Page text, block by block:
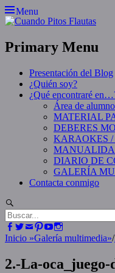
Skip
to
Menu
Primary Menu
Presentación del Blog
¿Quién soy?
¿Qué encontraré
Área de
MATERIAL
DEBERES
KARAOKES
DIARIO DE
GALERÍA
Contacta conmigo
Search
for:Facebook
Twitter
EmailPinterest
YouTube
Inicio »Galería multimedia»/
2.-La-